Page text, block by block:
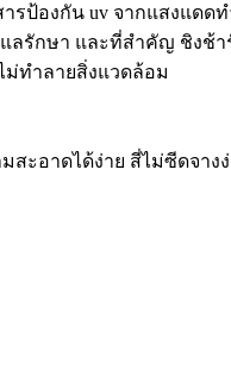
องกัน uv จากแสงแดด
รักษา และที่สำคัญ ชิงช้า
ม่ทำลายสิ่งแวดล้อม
อาดได้ง่าย สี่ไม่ซีดจาง